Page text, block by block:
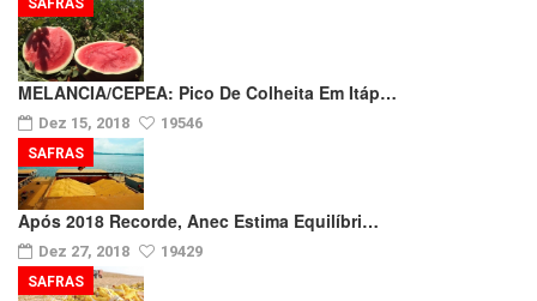
MELANCIA/CEPEA: Pico De Colheita Em Itáp…
Dez 15, 2018 19546
Após 2018 Recorde, Anec Estima Equilíbri…
Dez 27, 2018 19429
SAFRAS
SAFRAS